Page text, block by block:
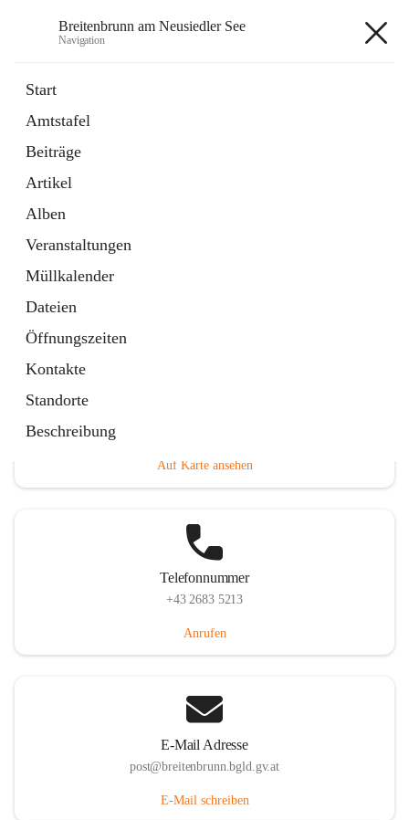
Breitenbrunn am Neusiedler See
Navigation
Start
Amtstafel
Beiträge
Artikel
Alben
Veranstaltungen
Müllkalender
Dateien
Öffnungszeiten
Kontakte
Standorte
Beschreibung
18 Schnellzugriffe
Gemeindeservice
Auf Karte ansehen
Telefonnummer
+43 2683 5213
Anrufen
E-Mail Adresse
post@breitenbrunn.bgld.gv.at
E-Mail schreiben